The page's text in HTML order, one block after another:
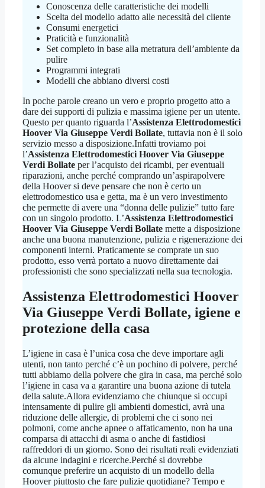
Conoscenza delle caratteristiche dei modelli
Scelta del modello adatto alle necessità del cliente
Consumi energetici
Praticità e funzionalità
Set completo in base alla metratura dell’ambiente da
pulire
Programmi integrati
Modelli che abbiano diversi costi
In poche parole creano un vero e proprio progetto atto a
dare dei supporti di pulizia e massima igiene per un utente.
Questo per quanto riguarda l’Assistenza Elettrodomestici
Hoover Via Giuseppe Verdi Bollate, tuttavia non è il solo
servizio messo a disposizione.Infatti troviamo poi
l’Assistenza Elettrodomestici Hoover Via Giuseppe
Verdi Bollate per l’acquisto dei ricambi, per eventuali
riparazioni, anche perché comprando un’aspirapolvere
della Hoover si deve pensare che non è certo un
elettrodomestico usa e getta, ma è un vero investimento
che permette di avere una “donna delle pulizie” tutto fare
con un singolo prodotto. L’Assistenza Elettrodomestici
Hoover Via Giuseppe Verdi Bollate mette a disposizione
anche una buona manutenzione, pulizia e rigenerazione dei
componenti interni. Praticamente se comprate un suo
prodotto, esso verrà portato a nuovo direttamente dai
professionisti che sono specializzati nella sua tecnologia.
Assistenza Elettrodomestici Hoover
Via Giuseppe Verdi Bollate, igiene e
protezione della casa
L’igiene in casa è l’unica cosa che deve importare agli
utenti, non tanto perché c’è un pochino di polvere, perché
tutti abbiamo della polvere che gira in casa, ma perché solo
l’igiene in casa va a garantire una buona azione di tutela
della salute.Allora evidenziamo che chiunque si occupi
intensamente di pulire gli ambienti domestici, avrà una
riduzione delle allergie, di problemi che ci sono nei
polmoni, come anche apnee o affaticamento, non ha una
comparsa di attacchi di asma o anche di fastidiosi
raffreddori di un giorno. Sono dei risultati reali evidenziati
da alcune indagini e ricerche.Perché si dovrebbe
comunque preferire un acquisto di un modello della
Hoover piuttosto che fare pulizie quotidiane? Tempo e